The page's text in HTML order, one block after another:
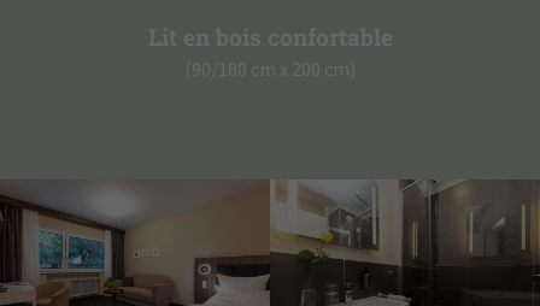
Lit en bois confortable
(90/180 cm x 200 cm)